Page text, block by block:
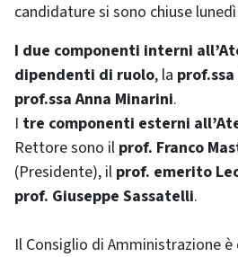
candidature si sono chiuse
I due componenti interni
dipendenti di ruolo, la
prof.ssa Anna Minarini.
I tre componenti esterni
Rettore sono il prof. Franco
(Presidente), il prof. emerito
prof. Giuseppe Sassatelli.
Il Consiglio di Amministrazione